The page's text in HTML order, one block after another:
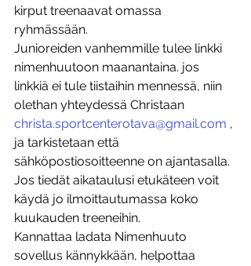
kirput treenaavat omassa
ryhmässään.
Junioreiden vanhemmille tulee linkki
nimenhuutoon maanantaina. jos
linkkiä ei tule tiistaihin mennessä, niin
olethan yhteydessä Christaan
christa.sportcenterotava@gmail.com ,
ja tarkistetaan että
sähköpostiosoitteenne on ajantasalla.
Jos tiedät aikataulusi etukäteen voit
käydä jo ilmoittautumassa koko
kuukauden treeneihin.
Kannattaa ladata Nimenhuuto
sovellus kännykkään, helpottaa